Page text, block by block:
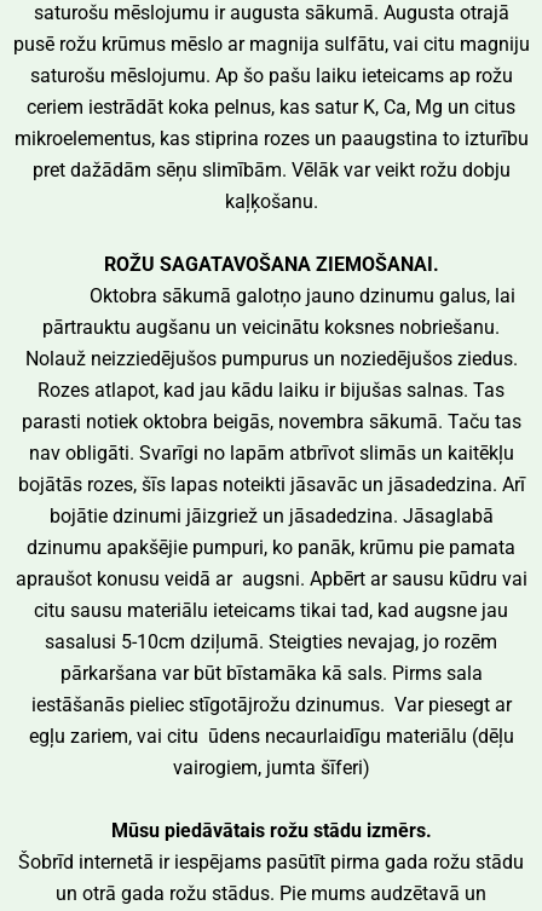
saturošu mēslojumu ir augusta sākumā. Augusta otrajā
pusē rožu krūmus mēslo ar magnija sulfātu, vai citu magniju
saturošu mēslojumu. Ap šo pašu laiku ieteicams ap rožu
ceriem iestrādāt koka pelnus, kas satur K, Ca, Mg un citus
mikroelementus, kas stiprina rozes un paaugstina to izturību
pret dažādām sēņu slimībām. Vēlāk var veikt rožu dobju
kaļķošanu.
ROŽU SAGATAVOŠANA ZIEMOŠANAI.
Oktobra sākumā galotņo jauno dzinumu galus, lai
pārtrauktu augšanu un veicinātu koksnes nobriešanu.
Nolauž neizziedējušos pumpurus un noziedējušos ziedus.
Rozes atlapot, kad jau kādu laiku ir bijušas salnas. Tas
parasti notiek oktobra beigās, novembra sākumā. Taču tas
nav obligāti. Svarīgi no lapām atbrīvot slimās un kaitēkļu
bojātās rozes, šīs lapas noteikti jāsavāc un jāsadedzina. Arī
bojātie dzinumi jāizgriež un jāsadedzina. Jāsaglabā
dzinumu apakšējie pumpuri, ko panāk, krūmu pie pamata
apraušot konusu veidā ar augsni. Apbērt ar sausu kūdru vai
citu sausu materiālu ieteicams tikai tad, kad augsne jau
sasalusi 5-10cm dziļumā. Steigties nevajag, jo rozēm
pārkaršana var būt bīstamāka kā sals. Pirms sala
iestāšanās pieliec stīgotājrožu dzinumus. Var piesegt ar
egļu zariem, vai citu ūdens necaurlaidīgu materiālu (dēļu
vairogiem, jumta šīferi)
Mūsu piedāvātais rožu stādu izmērs.
Šobrīd internetā ir iespējams pasūtīt pirma gada rožu stādu
un otrā gada rožu stādus. Pie mums audzētavā un